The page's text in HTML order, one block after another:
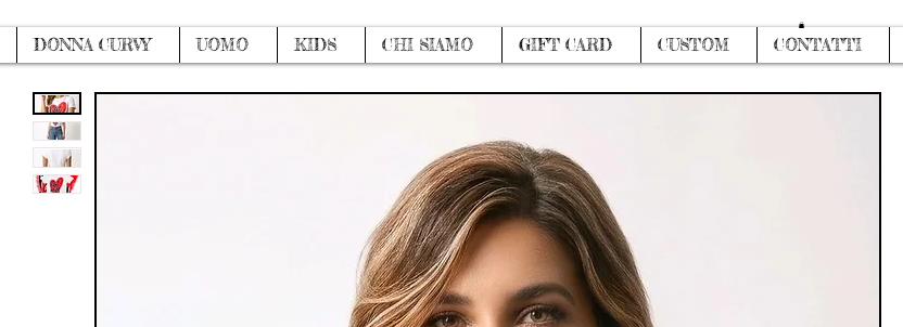
Accedi
DONNA CURVY UOMO KIDS CHI SIAMO GIFT CARD CUSTOM CONTATTI